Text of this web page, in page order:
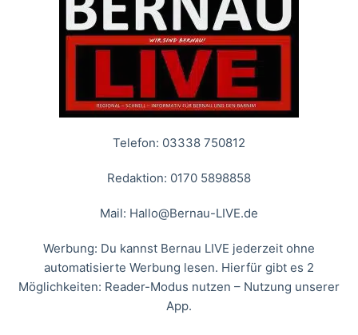
Telefon: 03338 750812
Redaktion: 0170 5898858
Mail: Hallo@Bernau-LIVE.de
Werbung: Du kannst Bernau LIVE jederzeit ohne
automatisierte Werbung lesen. Hierfür gibt es 2
Möglichkeiten: Reader-Modus nutzen – Nutzung unserer
App.